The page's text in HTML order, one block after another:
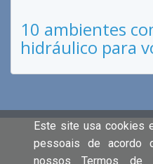
10 ambientes
hidráulico para
Este site usa cookies
pessoais de acordo
nossos Termos de